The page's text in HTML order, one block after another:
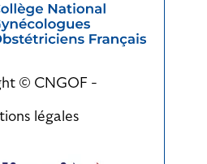
© CNGOF -
légales